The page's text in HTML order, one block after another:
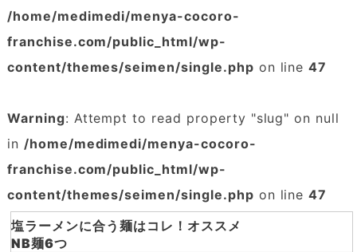
/home/medimedi/menya-cocoro-
franchise.com/public_html/wp-
content/themes/seimen/single.php on line47
Warning: Attempt to read property "slug" on null
in /home/medimedi/menya-cocoro-
franchise.com/public_html/wp-
content/themes/seimen/single.php on line47
塩ラーメンに合う麺はコレ！オススメ
NB麺6つ